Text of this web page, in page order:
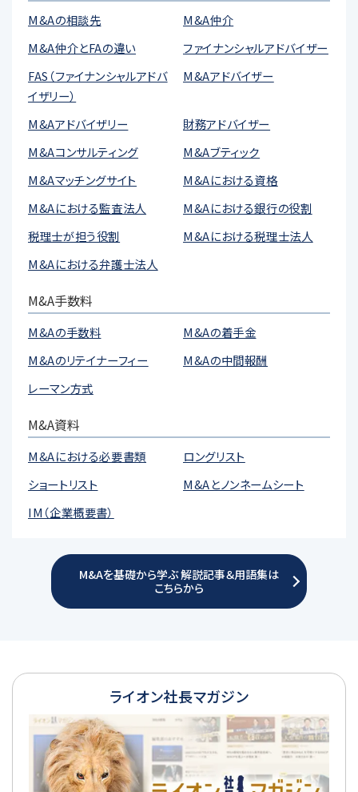
M&Aの相談先
M&A仲介
M&A仲介とFAの違い
ファイナンシャルアドバイザー
FAS（ファイナンシャルアドバ
イザリー）
M&Aアドバイザー
M&Aアドバイザリー
財務アドバイザー
M&Aコンサルティング
M&Aブティック
M&Aマッチングサイト
M&Aにおける資格
M&Aにおける監査法人
M&Aにおける銀行の役割
税理士が担う役割
M&Aにおける税理士法人
M&Aにおける弁護士法人
M&A手数料
M&Aの手数料
M&Aの着手金
M&Aのリテイナーフィー
M&Aの中間報酬
レーマン方式
M&A資料
M&Aにおける必要書類
ロングリスト
ショートリスト
M&Aとノンネームシート
IM（企業概要書）
M&Aを基礎から学ぶ 解説記事＆用語集は
こちらから
ライオン社長マガジン